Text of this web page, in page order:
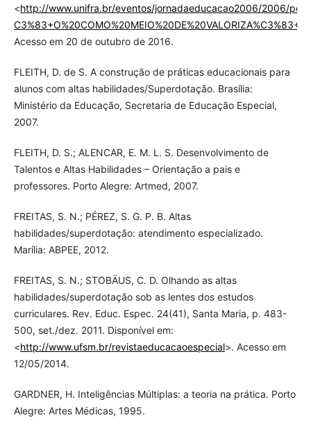
<http://www.unifra.br/eventos/jornadaeducacao2006/2006/pdf/
Acesso em 20 de outubro de 2016.
FLEITH, D. de S. A construção de práticas educacionais para
alunos com altas habilidades/Superdotação. Brasília:
Ministério da Educação, Secretaria de Educação Especial,
2007.
FLEITH, D. S.; ALENCAR, E. M. L. S. Desenvolvimento de
Talentos e Altas Habilidades – Orientação a pais e
professores. Porto Alegre: Artmed, 2007.
FREITAS, S. N.; PÉREZ, S. G. P. B. Altas
habilidades/superdotação: atendimento especializado.
Marília: ABPEE, 2012.
FREITAS, S. N.; STOBÄUS, C. D. Olhando as altas
habilidades/superdotação sob as lentes dos estudos
curriculares. Rev. Educ. Espec. 24(41), Santa Maria, p. 483-
500, set./dez. 2011. Disponível em:
<http://www.ufsm.br/revistaeducacaoespecial>. Acesso em
12/05/2014.
GARDNER, H. Inteligências Múltiplas: a teoria na prática. Porto
Alegre: Artes Médicas, 1995.